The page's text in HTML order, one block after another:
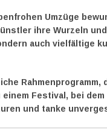
Umzüge
ihre Wurzeln
auch vielfältige
Festival, bei
und tanke